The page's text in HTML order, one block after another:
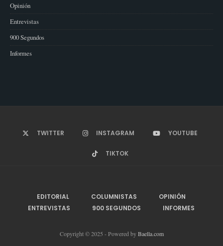
Opinión
Entrevistas
900 Segundos
Informes
TWITTER INSTAGRAM YOUTUBE
TIKTOK
EDITORIAL COLUMNISTAS
OPINIÓN
ENTREVISTAS
900 SEGUNDOS INFORMES
Copyright © 2025 - Powered byBaella.com